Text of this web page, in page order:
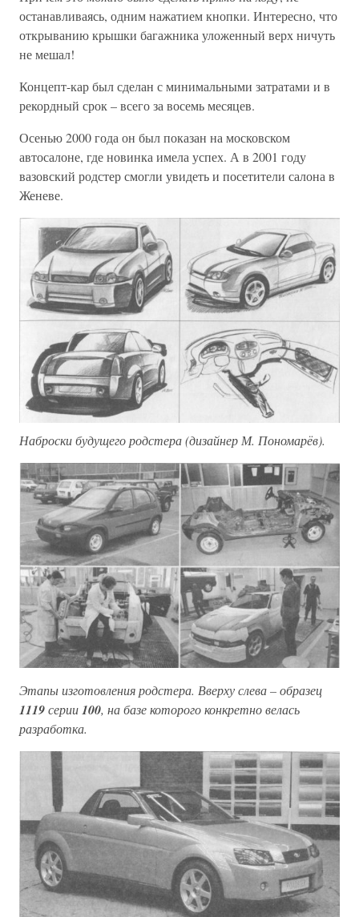
останавливаясь, одним нажатием кнопки. Интересно, что
открыванию крышки багажника уложенный верх ничуть
не мешал!
Концепт-кар был сделан с минимальными затратами и в
рекордный срок – всего за восемь месяцев.
Осенью 2000 года он был показан на московском
автосалоне, где новинка имела успех. А в 2001 году
вазовский родстер смогли увидеть и посетители салона в
Женеве.
Наброски будущего родстера (дизайнер М. Пономарёв).
Этапы изготовления родстера. Вверху слева – образец
1119серии100, на базе которого конкретно велась
разработка.